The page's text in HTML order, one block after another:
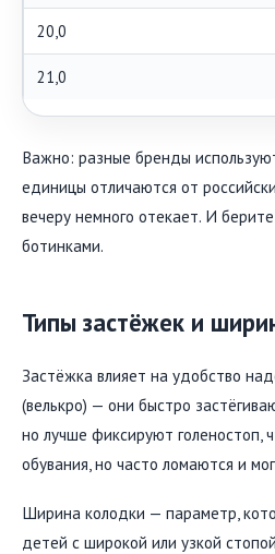
20,0
21,0
Важно: разные бренды
единицы отличаются от
вечеру немного отекает. И
ботинками.
Типы застёжек и
Застёжка влияет на удобство
(велькро) — они быстро
но лучше фиксируют голеностоп,
обувания, но часто ломаются и
Ширина колодки — параметр,
детей с широкой или узкой